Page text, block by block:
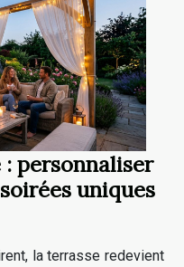
personnaliser
uniques
la terrasse redevient